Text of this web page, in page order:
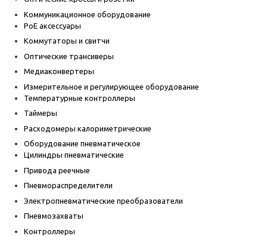
Коммуникационное оборудование
PoE аксессуары
Коммутаторы и свитчи
Оптические трансиверы
Медиаконвертеры
Измерительное и регулирующее оборудование
Температурные контроллеры
Таймеры
Расходомеры калориметрические
Оборудование пневматическое
Цилиндры пневматические
Привода реечные
Пневмораспределители
Электропневматические преобразователи
Пневмозахваты
Контроллеры